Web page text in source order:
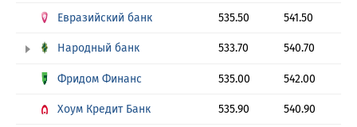
Евразийский банк 535.50 541.50
Народный банк 533.70 540.70
Фридом Финанс 535.00 542.00
Хоум Кредит Банк 535.90 540.90